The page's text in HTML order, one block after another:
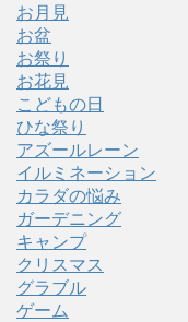
お月見
お盆
お祭り
お花見
こどもの日
ひな祭り
アズールレーン
イルミネーション
カラダの悩み
ガーデニング
キャンプ
クリスマス
グラブル
ゲーム